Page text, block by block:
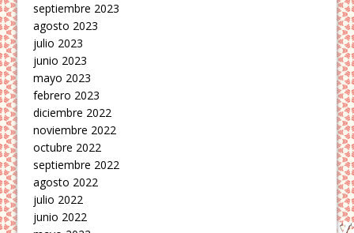
septiembre 2023
agosto 2023
julio 2023
junio 2023
mayo 2023
febrero 2023
diciembre 2022
noviembre 2022
octubre 2022
septiembre 2022
agosto 2022
julio 2022
junio 2022